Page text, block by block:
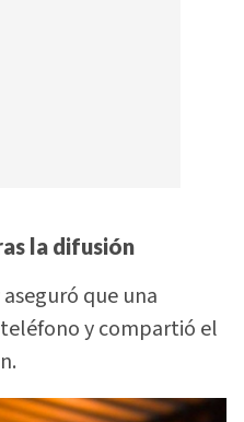
la difusión
que una
y compartió el